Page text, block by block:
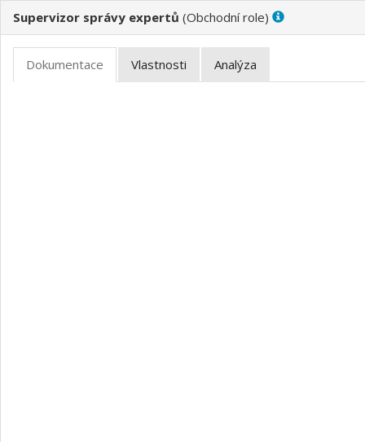
Supervizor správy expertů ( )